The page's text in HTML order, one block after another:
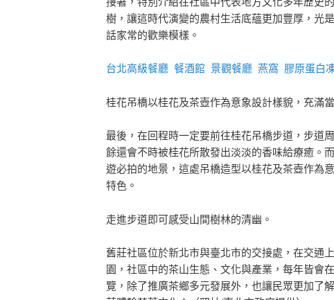
樹，讓這時代演變的農村生活底蘊更加豐厚，光
話家常的歡樂模樣。
台北高級餐廳 餐酒館 景觀餐廳 燕窩 膠原蛋白
桂花吊橋以桂花及茶壺作為意象設計樣貌，充滿
最後，在回程時一定要前往桂花吊橋步道，步道
餘還會不時被桂花所散發出淡淡的香味給療癒。
遊必拍的地景，這處吊橋造型以桂花及茶壺作為
特色。
走進步道即可感受山間樹林的清幽。
舊莊社區位於新北市與臺北市的交接處，在交通
園，社區中的茶山生態、文化與產業，每年皆會
覽，除了推廣茶鄉多元發展外，也讓民眾更加了